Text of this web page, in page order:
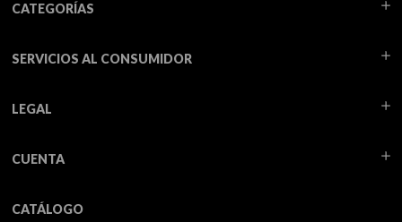
CATEGORÍAS
SERVICIOS AL CONSUMIDOR
LEGAL
CUENTA
CATÁLOGO